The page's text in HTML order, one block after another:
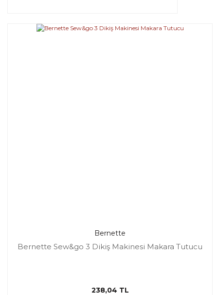
Bernette
Bernette Sew&go 3 Dikiş Makinesi Makara Tutucu
238,04 TL